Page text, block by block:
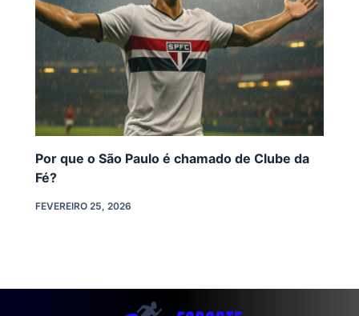
Por que o São Paulo é chamado de Clube da
Fé?
FEVEREIRO 25, 2026